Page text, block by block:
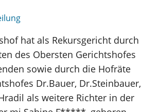
hat als Rekursgericht durch
des Obersten Gerichtshofes
sowie durch die Hofräte
Dr.Bauer, Dr.Steinbauer,
als weitere Richter in der